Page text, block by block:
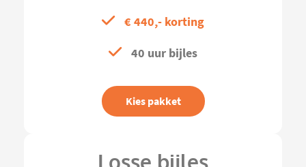
€ 440,- korting
40 uur bijles
Kies pakket